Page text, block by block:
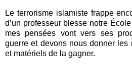
Le terrorisme islamiste frappe
d’un professeur blesse notre
mes pensées vont vers ses
guerre et devons nous donner les
et matériels de la gagner.